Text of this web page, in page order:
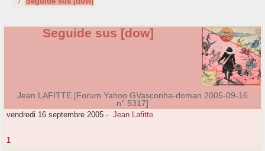
Seguide sus [dow]
Jean LAFITTE [Forum Yahoo GVasconha-doman 2005-09-16
n° 5317]
vendredi 16 septembre 2005 - Jean Lafitte
1